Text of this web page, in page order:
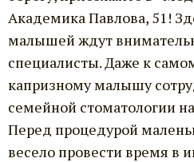
Академика Павлова, 51!
малышей ждут
специалисты. Даже к
капризному малышу
семейной стоматологии
Перед процедурой
весело провести время в